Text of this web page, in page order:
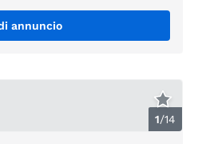
annuncio
1/14